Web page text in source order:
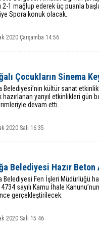
2-1 mağlup ederek üç puanla
Spora konuk olacak.
2020 Çarşamba 14:56
Çocukların Sinema
Belediyesi’nin kültür sanat
hazırlanan yarıyıl etkinlikleri
devam etti.
2020 Salı 16:35
Belediyesi Hazır Beton
Belediyesi Fen İşleri Müdürlüğü
sayılı Kamu İhale
gerçekleştirilecek.
2020 Salı 15:46